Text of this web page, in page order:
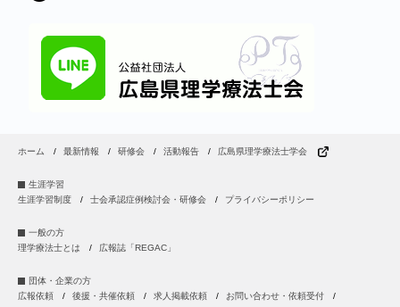
ホーム 最新情報 研修会 活動報告 広島県理学療法士学会
生涯学習
生涯学習制度
士会承認症例検討会・研修会 プライバシーポリシー
一般の方
理学療法士とは
広報誌「REGAC」
団体・企業の方
広報依頼
後援・共催依頼 求人掲載依頼 お問い合わせ・依頼受付